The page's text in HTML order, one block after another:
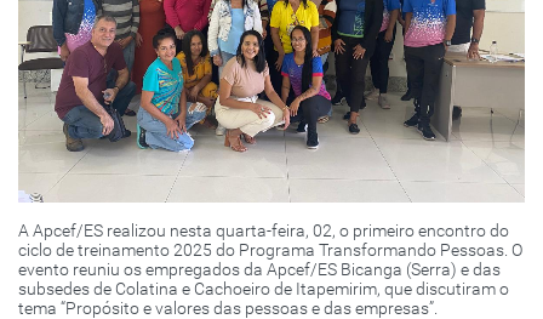
A Apcef/ES realizou nesta quarta-feira, 02, o primeiro encontro do
ciclo de treinamento 2025 do Programa Transformando Pessoas. O
evento reuniu os empregados da Apcef/ES Bicanga (Serra) e das
subsedes de Colatina e Cachoeiro de Itapemirim, que discutiram o
tema “Propósito e valores das pessoas e das empresas”.